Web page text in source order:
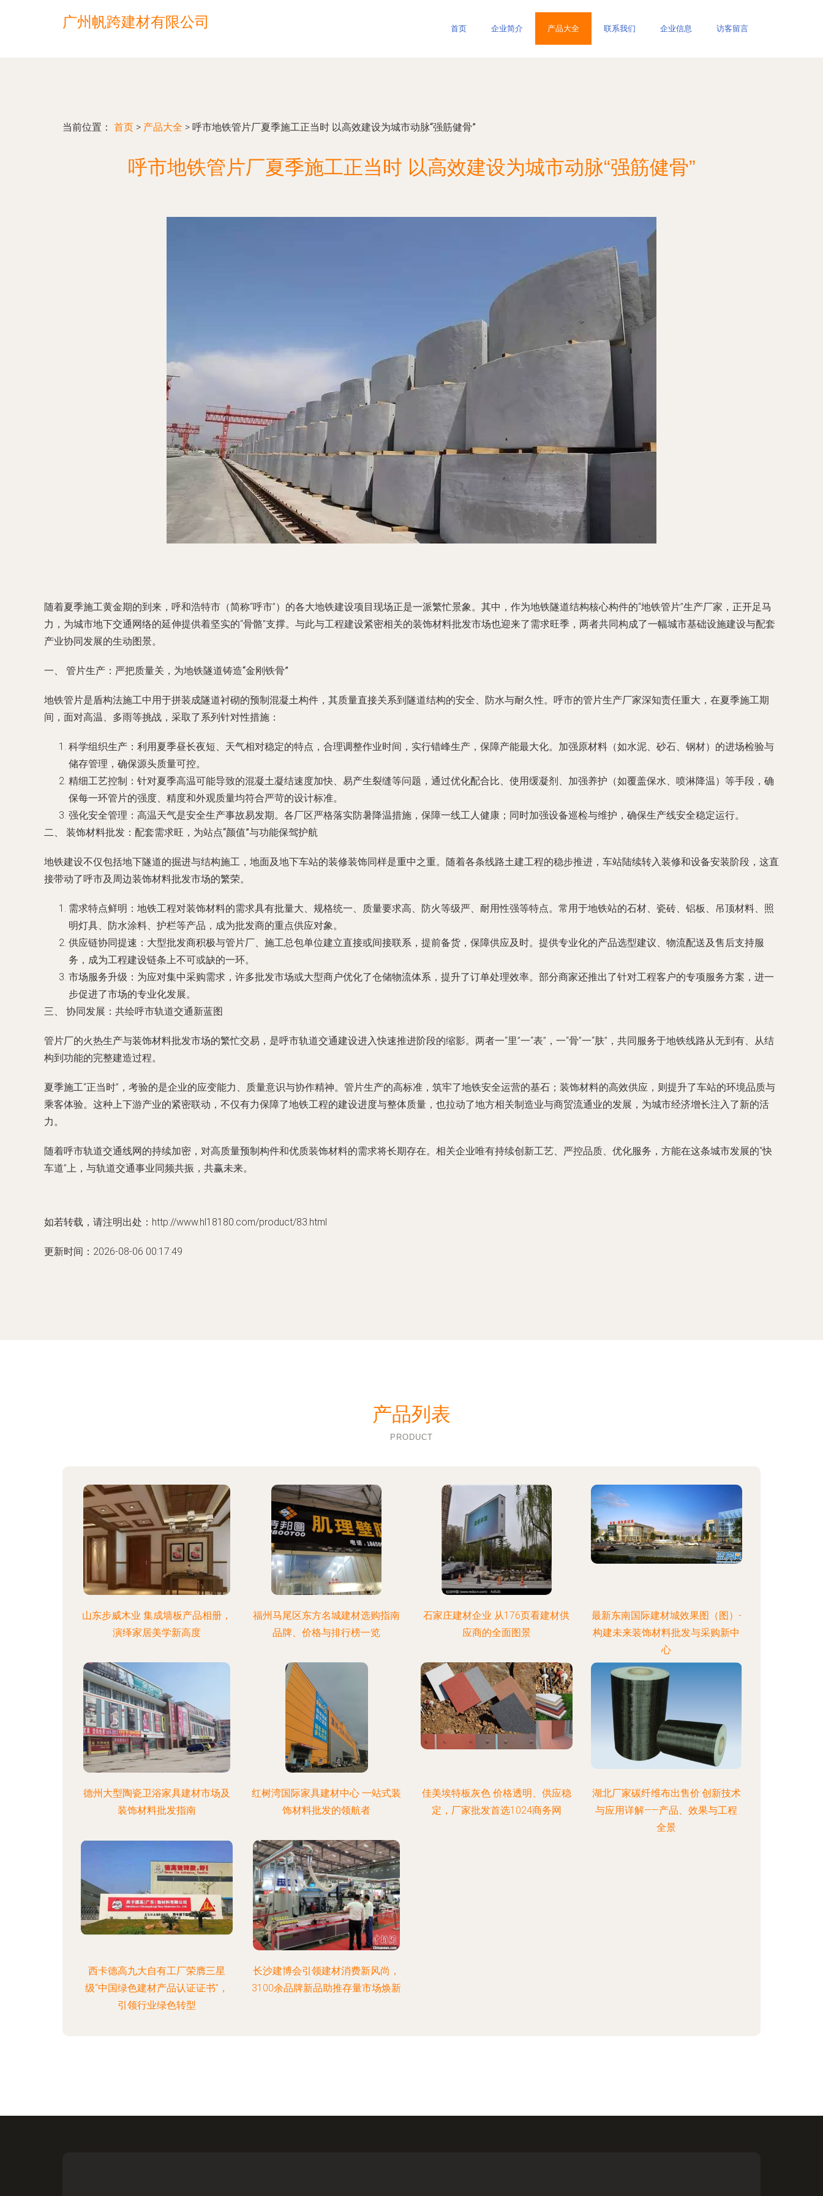
广州帆跨建材有限公司 首页 企业简介 产品大全 联系我们 企业信息 访客留言
当前位置： 首页 > 产品大全 > 呼市地铁管片厂夏季施工正当时 以高效建设为城市动脉“强筋健骨”
呼市地铁管片厂夏季施工正当时 以高效建设为城市动脉“强筋健骨”
随着夏季施工黄金期的到来，呼和浩特市（简称“呼市”）的各大地铁建设项目现场正是一派繁忙景象。其中，作为地铁隧道结构核心构件的“地铁管片”生产厂家，正开足马
力，为城市地下交通网络的延伸提供着坚实的“骨骼”支撑。与此与工程建设紧密相关的装饰材料批发市场也迎来了需求旺季，两者共同构成了一幅城市基础设施建设与配套
产业协同发展的生动图景。
一、 管片生产：严把质量关，为地铁隧道铸造“金刚铁骨”
地铁管片是盾构法施工中用于拼装成隧道衬砌的预制混凝土构件，其质量直接关系到隧道结构的安全、防水与耐久性。呼市的管片生产厂家深知责任重大，在夏季施工期
间，面对高温、多雨等挑战，采取了系列针对性措施：
科学组织生产 ：利用夏季昼长夜短、天气相对稳定的特点，合理调整作业时间，实行错峰生产，保障产能最大化。加强原材料（如水泥、砂石、钢材）的进场检验与
储存管理，确保源头质量可控。
精细工艺控制 ：针对夏季高温可能导致的混凝土凝结速度加快、易产生裂缝等问题，通过优化配合比、使用缓凝剂、加强养护（如覆盖保水、喷淋降温）等手段，确
保每一环管片的强度、精度和外观质量均符合严苛的设计标准。
强化安全管理 ：高温天气是安全生产事故易发期。各厂区严格落实防暑降温措施，保障一线工人健康；同时加强设备巡检与维护，确保生产线安全稳定运行。
二、 装饰材料批发：配套需求旺，为站点“颜值”与功能保驾护航
地铁建设不仅包括地下隧道的掘进与结构施工，地面及地下车站的装修装饰同样是重中之重。随着各条线路土建工程的稳步推进，车站陆续转入装修和设备安装阶段，这直
接带动了呼市及周边装饰材料批发市场的繁荣。
需求特点鲜明 ：地铁工程对装饰材料的需求具有批量大、规格统一、质量要求高、防火等级严、耐用性强等特点。常用于地铁站的石材、瓷砖、铝板、吊顶材料、照
明灯具、防水涂料、护栏等产品，成为批发商的重点供应对象。
供应链协同提速 ：大型批发商积极与管片厂、施工总包单位建立直接或间接联系，提前备货，保障供应及时。提供专业化的产品选型建议、物流配送及售后支持服
务，成为工程建设链条上不可或缺的一环。
市场服务升级 ：为应对集中采购需求，许多批发市场或大型商户优化了仓储物流体系，提升了订单处理效率。部分商家还推出了针对工程客户的专项服务方案，进一
步促进了市场的专业化发展。
三、 协同发展：共绘呼市轨道交通新蓝图
管片厂的火热生产与装饰材料批发市场的繁忙交易，是呼市轨道交通建设进入快速推进阶段的缩影。两者一“里”一“表”，一“骨”一“肤”，共同服务于地铁线路从无到有、从结
构到功能的完整建造过程。
夏季施工“正当时”，考验的是企业的应变能力、质量意识与协作精神。管片生产的高标准，筑牢了地铁安全运营的基石；装饰材料的高效供应，则提升了车站的环境品质与
乘客体验。这种上下游产业的紧密联动，不仅有力保障了地铁工程的建设进度与整体质量，也拉动了地方相关制造业与商贸流通业的发展，为城市经济增长注入了新的活
力。
随着呼市轨道交通线网的持续加密，对高质量预制构件和优质装饰材料的需求将长期存在。相关企业唯有持续创新工艺、严控品质、优化服务，方能在这条城市发展的“快
车道”上，与轨道交通事业同频共振，共赢未来。
如若转载，请注明出处：http://www.hl18180.com/product/83.html
更新时间：2026-08-06 00:17:49
产品列表
PRODUCT
山东步威木业 集成墙板产品相册，
演绎家居美学新高度
福州马尾区东方名城建材选购指南
品牌、价格与排行榜一览
石家庄建材企业 从176页看建材供
应商的全面图景
最新东南国际建材城效果图（图）-
构建未来装饰材料批发与采购新中
心
德州大型陶瓷卫浴家具建材市场及
装饰材料批发指南
红树湾国际家具建材中心 一站式装
饰材料批发的领航者
佳美埃特板灰色 价格透明、供应稳
定，厂家批发首选1024商务网
湖北厂家碳纤维布出售价:创新技术
与应用详解——产品、效果与工程
全景
西卡德高九大自有工厂荣膺三星
级“中国绿色建材产品认证证书”，
引领行业绿色转型
长沙建博会引领建材消费新风尚，
3100余品牌新品助推存量市场焕新